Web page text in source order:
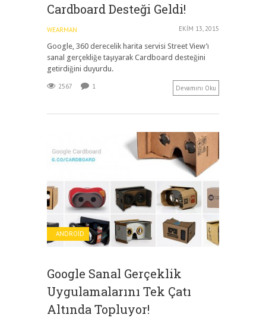
Cardboard Desteği Geldi!
WEARMAN EKIM 13, 2015
Google, 360 derecelik harita servisi Street View’ı
sanal gerçekliğe taşıyarak Cardboard desteğini
getirdiğini duyurdu.
2567 1 Devamını Oku
ANDROID
Google Sanal Gerçeklik
Uygulamalarını Tek Çatı
Altında Topluyor!